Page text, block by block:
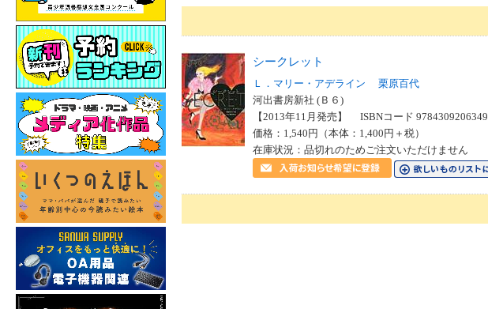
シークレット
Ｌ．マリー・アデライン
栗原百代
河出書房新社 (Ｂ６)
【2013年11月発売】 ISBNコード 9784309206349
価格：1,540円（本体：1,400円＋税）
在庫状況：品切れのためご注文いただけません